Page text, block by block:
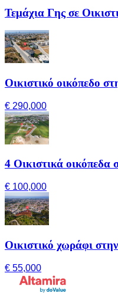
Τεμάχια Γης σε
Οικιστικό οικόπεδο
€ 290,000
4 Οικιστικά οικόπεδα
€ 100,000
Οικιστικό χωράφι
€ 55,000